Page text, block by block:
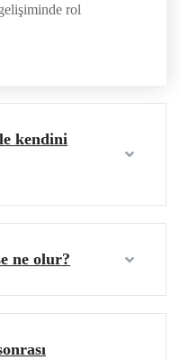
rol
kendini
ne olur?